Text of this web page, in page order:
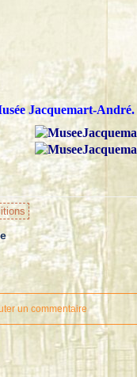
Jacquemart-André.
un commentaire